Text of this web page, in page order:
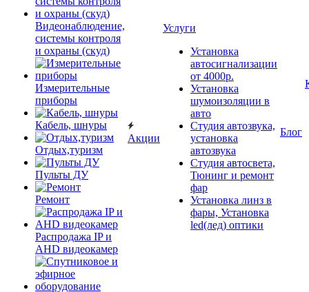
Видеонаблюдение,
системы контроля
и охраны (скуд)
Измерительные
приборы
Кабель, шнуры
Отдых,туризм
Пульты ДУ
Ремонт
Распродажа IP и
AHD видеокамер
Акции
Услуги
Установка
автосигнализации
от 4000р.
Установка
шумоизоляции в
авто
Студия автозвука,
установка
автозвука
Студия автосвета,
Тюнинг и ремонт
фар
Установка линз в
фары, Установка
led(лед) оптики
Блог